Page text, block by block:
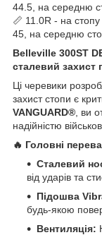
44.5, на середню
📏 11.0R - на
45, на середню
Belleville 300ST
сталевий захист
Ці черевики
захист стопи є
VANGUARD® , ви
надійністю
🔥 Головні
Сталевий
від ударів та
Підошва
будь-якою
Вентиляція: